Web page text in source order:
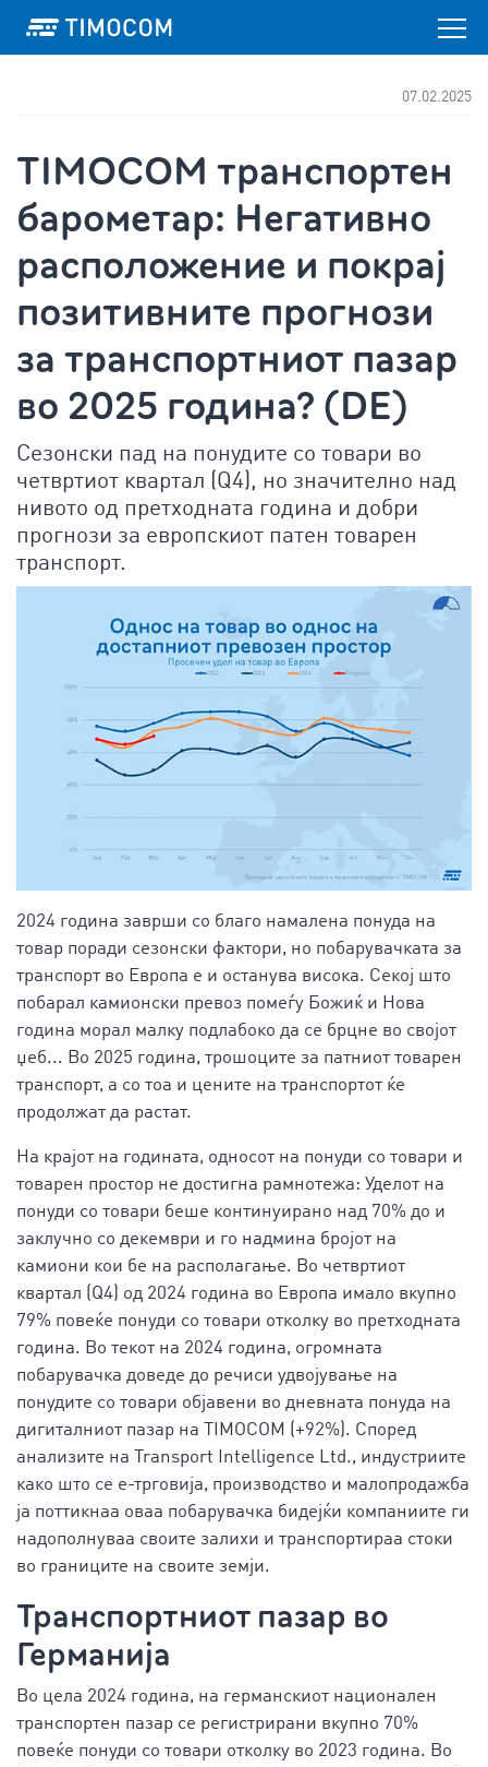
07.02.2025
TIMOCOM транспортен
барометар: Негативно
расположение и покрај
позитивните прогнози
за транспортниот пазар
во 2025 година? (DE)
Сезонски пад на понудите со товари во
четвртиот квартал (Q4), но значително над
нивото од претходната година и добри
прогнози за европскиот патен товарен
транспорт.
2024 година заврши со благо намалена понуда на
товар поради сезонски фактори, но побарувачката за
транспорт во Европа е и останува висока. Секој што
побарал камионски превоз помеѓу Божиќ и Нова
година морал малку подлабоко да се брцне во својот
џеб... Во 2025 година, трошоците за патниот товарен
транспорт, а со тоа и цените на транспортот ќе
продолжат да растат.
На крајот на годината, односот на понуди со товари и
товарен простор не достигна рамнотежа: Уделот на
понуди со товари беше континуирано над 70% до и
заклучно со декември и го надмина бројот на
камиони кои бе на располагање. Во четвртиот
квартал (Q4) од 2024 година во Европа имало вкупно
79% повеќе понуди со товари отколку во претходната
година. Во текот на 2024 година, огромната
побарувачка доведе до речиси удвојување на
понудите со товари објавени во дневната понуда на
дигиталниот пазар на TIMOCOM (+92%). Според
анализите на Transport Intelligence Ltd., индустриите
како што се е-трговија, производство и малопродажба
ја поттикнаа оваа побарувачка бидејќи компаниите ги
надополнуваа своите залихи и транспортираа стоки
во границите на своите земји.
Транспортниот пазар во
Германија
Во цела 2024 година, на германскиот национален
транспортен пазар се регистрирани вкупно 70%
повеќе понуди со товари отколку во 2023 година. Во